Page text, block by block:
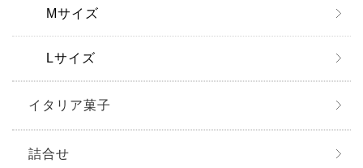
Mサイズ
Lサイズ
イタリア菓子
詰合せ